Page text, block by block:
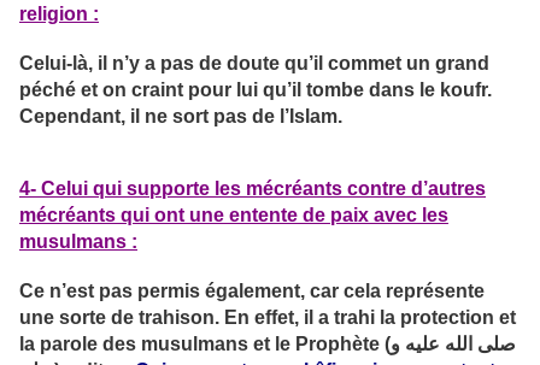
religion :
Celui-là, il n’y a pas de doute qu’il commet un grand
péché et on craint pour lui qu’il tombe dans le koufr.
Cependant, il ne sort pas de l’Islam.
4- Celui qui supporte les mécréants contre d’autres
mécréants qui ont une entente de paix avec les
musulmans :
Ce n’est pas permis également, car cela représente
une sorte de trahison. En effet, il a trahi la protection et
la parole des musulmans et le Prophète (صلى الله عليه و